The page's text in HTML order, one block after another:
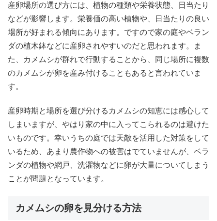
産卵場所の選び方には、植物の種類や栄養状態、日当たり
などが影響します。栄養価の高い植物や、日当たりの良い
場所が好まれる傾向にあります。ですので家の庭やベラン
ダの植木鉢などに産卵されやすいのだと思われます。ま
た、カメムシが群れで行動することから、同じ場所に複数
のカメムシが卵を産み付けることもあると言われていま
す。
産卵時期と場所を選び分けるカメムシの知恵には感心して
しまいますが、やはり家の中に入ってこられるのは避けた
いものです。幸いうちの庭では天敵を活用した対策をして
いるため、あまり農作物への被害はでていませんが、ベラ
ンダの植物や網戸、洗濯物などに卵が大量についてしまう
ことが問題となっています。
カメムシの卵を見分ける方法